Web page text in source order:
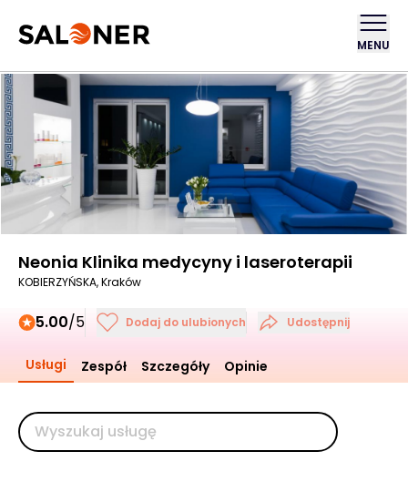
MENU
Neonia Klinika medycyny i laseroterapii
KOBIERZYŃSKA, Kraków
5.00/5 Dodaj do ulubionych Udostępnij
Usługi Zespół Szczegóły Opinie